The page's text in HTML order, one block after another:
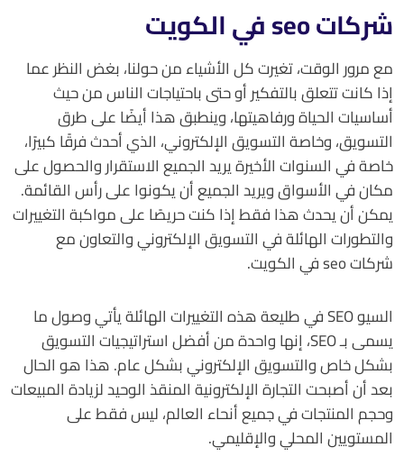
شركات seo في الكويت
مع مرور الوقت، تغيرت كل الأشياء من حولنا، بغض النظر عما
إذا كانت تتعلق بالتفكير أو حتى باحتياجات الناس من حيث
أساسيات الحياة ورفاهيتها، وينطبق هذا أيضًا على طرق
التسويق، وخاصة التسويق الإلكتروني، الذي أحدث فرقًا كبيرًا،
خاصة في السنوات الأخيرة يريد الجميع الاستقرار والحصول على
مكان في الأسواق ويريد الجميع أن يكونوا على رأس القائمة.
يمكن أن يحدث هذا فقط إذا كنت حريصًا على مواكبة التغييرات
والتطورات الهائلة في التسويق الإلكتروني والتعاون مع
شركات seo في الكويت.
السيو SEO في طليعة هذه التغييرات الهائلة يأتي وصول ما
يسمى بـ SEO، إنها واحدة من أفضل استراتيجيات التسويق
بشكل خاص والتسويق الإلكتروني بشكل عام. هذا هو الحال
بعد أن أصبحت التجارة الإلكترونية المنقذ الوحيد لزيادة المبيعات
وحجم المنتجات في جميع أنحاء العالم، ليس فقط على
المستويين المحلي والإقليمي.